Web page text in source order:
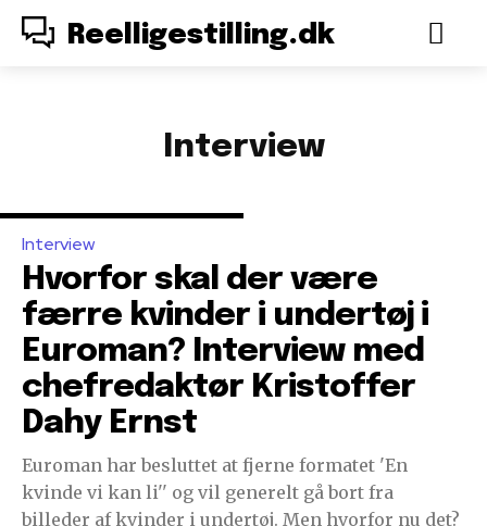
Reelligestilling.dk
Interview
Interview
Hvorfor skal der være
færre kvinder i undertøj i
Euroman? Interview med
chefredaktør Kristoffer
Dahy Ernst
Euroman har besluttet at fjerne formatet 'En
kvinde vi kan li'' og vil generelt gå bort fra
billeder af kvinder i undertøj. Men hvorfor nu det?